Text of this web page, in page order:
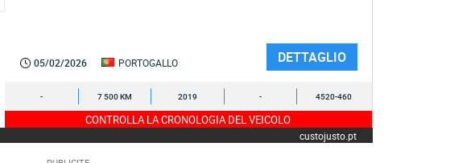
05/02/2026 PORTOGALLO DETTAGLIO
- 7 500 KM 2019 - 4520-460
CONTROLLA LA CRONOLOGIA DEL VEICOLO
custojusto.pt